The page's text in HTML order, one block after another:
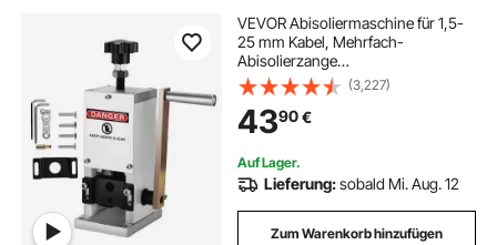
VEVOR Abisoliermaschine für 1,5-
25 mm Kabel, Mehrfach-
Abisolierzange
Aluminiumlegierung, manuelle
Abisoliermaschine, Hand
Kabelschälmaschine mit
Abisoliergeschwindigkeit für
Kabelbaumverarbeitung
(3,227)
4390€
Auf Lager.
Lieferung:sobald Mi. Aug. 12
Zum Warenkorb hinzufügen